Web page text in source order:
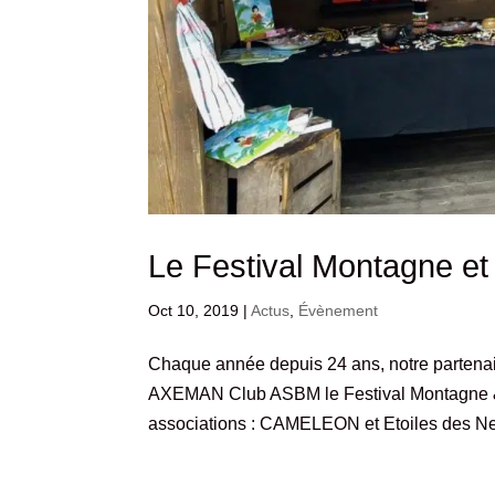
Le Festival Montagne
Oct 10, 2019 |Actus Évènement
Chaque année depuis 24 ans, notre
AXEMAN Club ASBM le Festival
associations : CAMELEON et Etoiles des